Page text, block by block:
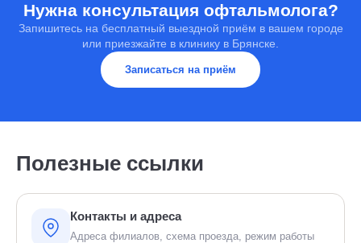
Нужна консультация офтальмолога?
Запишитесь на бесплатный выездной приём в вашем городе
или приезжайте в клинику в Брянске.
Записаться на приём
Полезные ссылки
Контакты и адреса
Адреса филиалов, схема проезда, режим работы